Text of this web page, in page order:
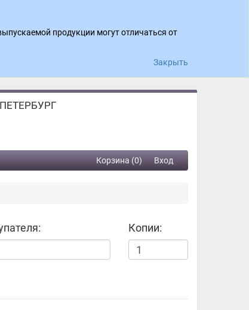
продукции могут отличаться от
Закрыть
Корзина (0) Вход
Копии: